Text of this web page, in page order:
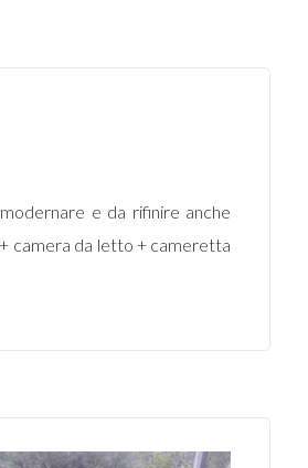
e da rifinire anche
camera da letto + cameretta